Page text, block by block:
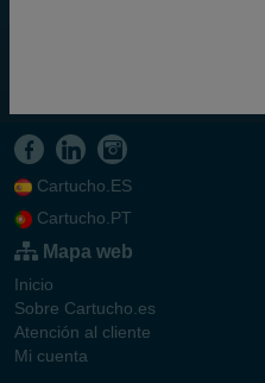
Cartucho.ES
Cartucho.PT
Mapa web
Inicio
Sobre Cartucho.es
Atención al cliente
Mi cuenta